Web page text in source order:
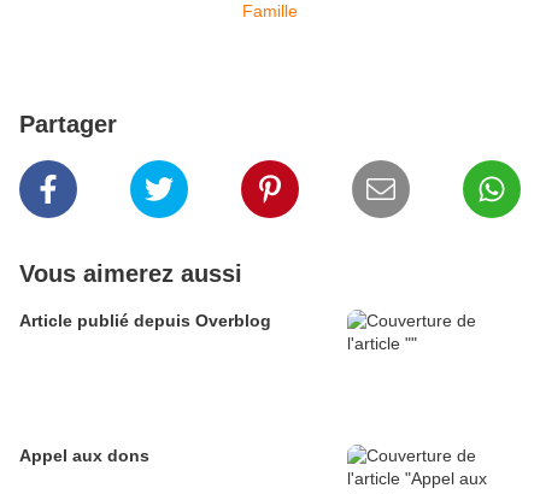
Partager
Vous aimerez aussi
Article publié depuis Overblog
Appel aux dons